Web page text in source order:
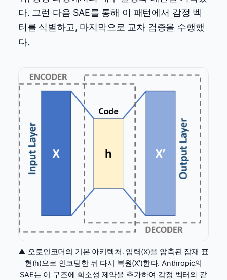
다. 그런 다음 SAE를 통해 이 패턴에서 감정 벡
터를 식별하고, 마지막으로 교차 검증을 수행했
다.
▲ 오토인코더의 기본 아키텍처. 입력(X)을 압축된 잠재 표
현(h)으로 인코딩한 뒤 다시 복원(X')한다. Anthropic의
SAE는 이 구조에 희소성 제약을 추가하여 감정 벡터와 같